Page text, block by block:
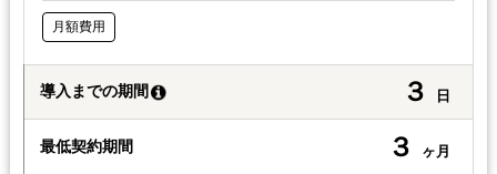
月額費用
導入までの期間 ３ 日
最低契約期間 ３ ヶ月